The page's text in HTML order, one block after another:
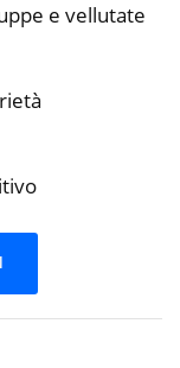
e vellutate